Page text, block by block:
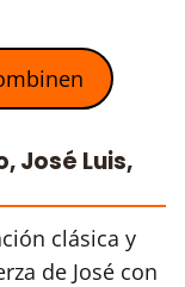
José Luis,
clásica y
de José con